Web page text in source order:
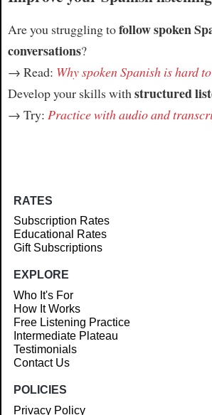
Are you struggling tofollow spoken
conversations?
→ Read: Why spoken Spanish is hard
Develop your skills withstructured
→ Try: Practice with audio and
RATES
Subscription Rates
Educational Rates
Gift Subscriptions
EXPLORE
Who It's For
How It Works
Free Listening Practice
Intermediate Plateau
Testimonials
Contact Us
POLICIES
Privacy Policy